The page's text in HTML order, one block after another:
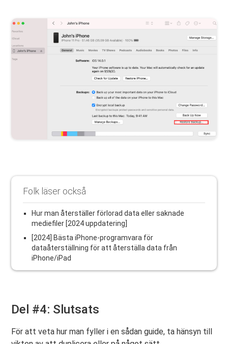
Folk läser också
Hur man återställer förlorad data eller saknade
mediefiler [2024 uppdatering]
[2024] Bästa iPhone-programvara för
dataåterställning för att återställa data från
iPhone/iPad
Del #4: Slutsats
För att veta hur man fyller i en sådan guide, ta hänsyn till